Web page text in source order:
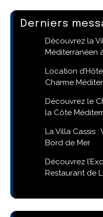
Derniers
Découvrez la
Méditerranéen
Location
Charme
Découvrez le
la Côte
La Villa Cassis
Bord de Mer
Découvrez
Restaurant de